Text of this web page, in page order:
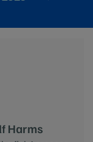
Harms